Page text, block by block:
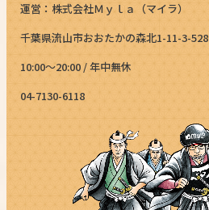
運営：株式会社Ｍｙｌａ（マイラ）
千葉県流山市おおたかの森北1-11-3-528
10:00～20:00 / 年中無休
04-7130-6118